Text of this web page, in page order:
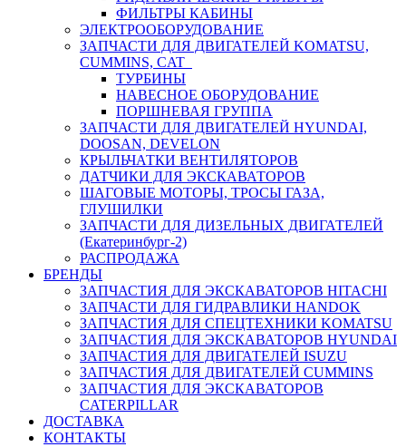
ФИЛЬТРЫ КАБИНЫ
ЭЛЕКТРООБОРУДОВАНИЕ
ЗАПЧАСТИ ДЛЯ ДВИГАТЕЛЕЙ KOMATSU,
CUMMINS, CAT
ТУРБИНЫ
НАВЕСНОЕ ОБОРУДОВАНИЕ
ПОРШНЕВАЯ ГРУППА
ЗАПЧАСТИ ДЛЯ ДВИГАТЕЛЕЙ HYUNDAI,
DOOSAN, DEVELON
КРЫЛЬЧАТКИ ВЕНТИЛЯТОРОВ
ДАТЧИКИ ДЛЯ ЭКСКАВАТОРОВ
ШАГОВЫЕ МОТОРЫ, ТРОСЫ ГАЗА,
ГЛУШИЛКИ
ЗАПЧАСТИ ДЛЯ ДИЗЕЛЬНЫХ ДВИГАТЕЛЕЙ
(Екатеринбург-2)
РАСПРОДАЖА
БРЕНДЫ
ЗАПЧАСТИЯ ДЛЯ ЭКСКАВАТОРОВ HITACHI
ЗАПЧАСТИ ДЛЯ ГИДРАВЛИКИ HANDOK
ЗАПЧАСТИЯ ДЛЯ СПЕЦТЕХНИКИ KOMATSU
ЗАПЧАСТИЯ ДЛЯ ЭКСКАВАТОРОВ HYUNDAI
ЗАПЧАСТИЯ ДЛЯ ДВИГАТЕЛЕЙ ISUZU
ЗАПЧАСТИЯ ДЛЯ ДВИГАТЕЛЕЙ CUMMINS
ЗАПЧАСТИЯ ДЛЯ ЭКСКАВАТОРОВ
CATERPILLAR
ДОСТАВКА
КОНТАКТЫ